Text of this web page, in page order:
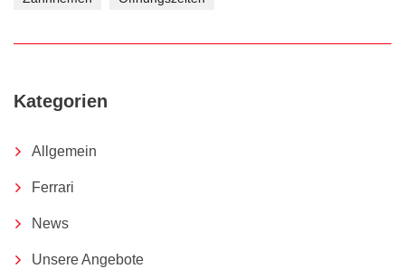
Kategorien
Allgemein
Ferrari
News
Unsere Angebote